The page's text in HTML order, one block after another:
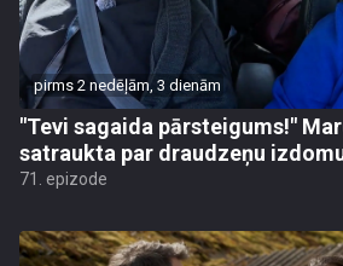
pirms 2 nedēļām, 3 dienām
"Tevi sagaida pārsteigums!"
satraukta par draudzeņu
71. epizode